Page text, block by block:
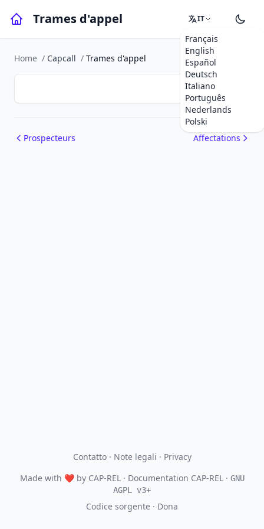
Trames d'appel IT
Français
English
Español
Deutsch
Italiano
Português
Nederlands
Polski
Home / Capcall / Trames d'appel
Prospecteurs Affectations
Contatto· Note legali · Privacy
Made with ❤by CAP-REL· Documentation CAP-REL · GNU
AGPL v3+
Codice sorgente · Dona